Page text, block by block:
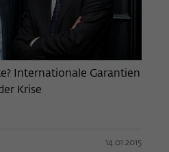
Internationale Garantien
Krise
14.01.2015